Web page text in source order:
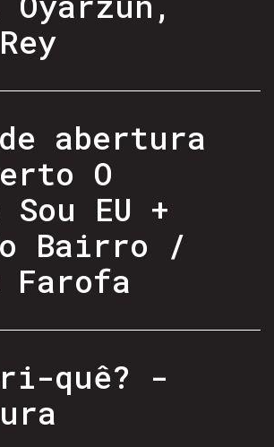
abertura
O
EU +
Bairro /
Farofa
quê? -